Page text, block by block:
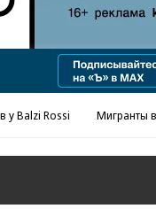
у Balzi Rossi Мигранты